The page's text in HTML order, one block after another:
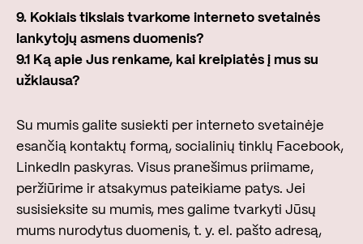
9. Kokiais tikslais tvarkome interneto svetainės
lankytojų asmens duomenis?
9.1
Ką apie Jus renkame, kai kreipiatės į mus su
užklausa?
Su mumis galite susiekti per interneto svetainėje
esančią kontaktų formą, socialinių tinklų Facebook,
LinkedIn paskyras. Visus pranešimus priimame,
peržiūrime ir atsakymus pateikiame patys. Jei
susisieksite su mumis, mes galime tvarkyti Jūsų
mums nurodytus duomenis, t. y. el. pašto adresą,